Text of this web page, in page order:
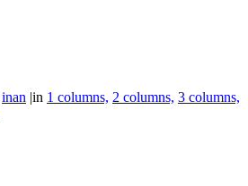
inan |in 1 columns, 2 columns, 3 columns,